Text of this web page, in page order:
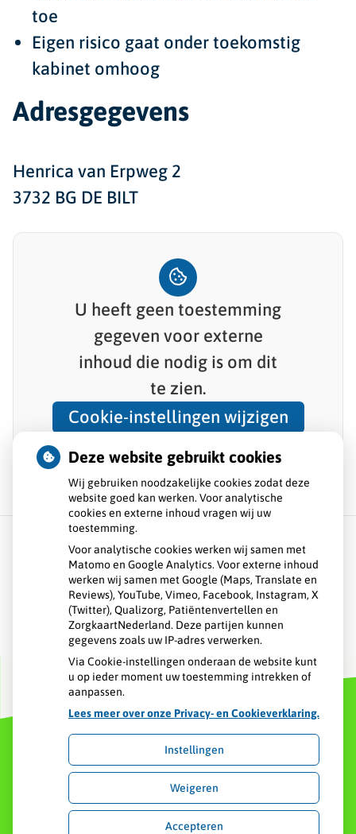
toe
Eigen risico gaat onder toekomstig
kabinet omhoog
Adresgegevens
Henrica van Erpweg 2
3732 BG DE BILT
U heeft geen toestemming
gegeven voor externe
inhoud die nodig is om dit
te zien.
Cookie-instellingen wijzigen
Over GHC
Contact
Uw Zorg Online|Beheer
Privacy verklaring|Cookie-instellingen|Voorwaarden
Deze website gebruikt cookies
Wij gebruiken noodzakelijke cookies zodat deze
website goed kan werken. Voor analytische
cookies en externe inhoud vragen wij uw
toestemming.
Voor analytische cookies werken wij samen met
Matomo en Google Analytics. Voor externe inhoud
werken wij samen met Google (Maps, Translate en
Reviews), YouTube, Vimeo, Facebook, Instagram, X
(Twitter), Qualizorg, Patiëntenvertellen en
ZorgkaartNederland. Deze partijen kunnen
gegevens zoals uw IP-adres verwerken.
Via Cookie-instellingen onderaan de website kunt
u op ieder moment uw toestemming intrekken of
aanpassen.
Lees meer over onze Privacy- en Cookieverklaring.
Instellingen
Weigeren
Accepteren